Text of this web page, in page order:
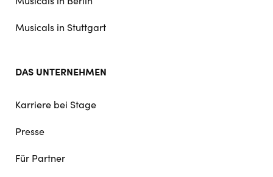
Musicals in Stuttgart
DAS UNTERNEHMEN
Karriere bei Stage
Presse
Für Partner